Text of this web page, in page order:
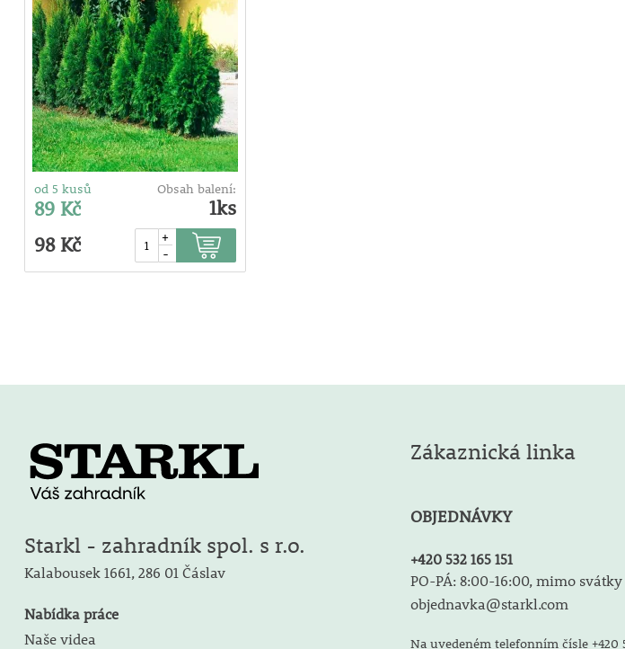
od 5 kusů
89 Kč
Obsah balení:
1ks
98 Kč
+
-
Starkl - zahradník spol. s r.o.
Kalabousek 1661, 286 01 Čáslav
Nabídka práce
Naše videa
Zákaznická linka
OBJEDNÁVKY
+420 532 165 151
PO-PÁ: 8:00-16:00, mimo svátky
objednavka@starkl.com
Na uvedeném telefonním čísle +420